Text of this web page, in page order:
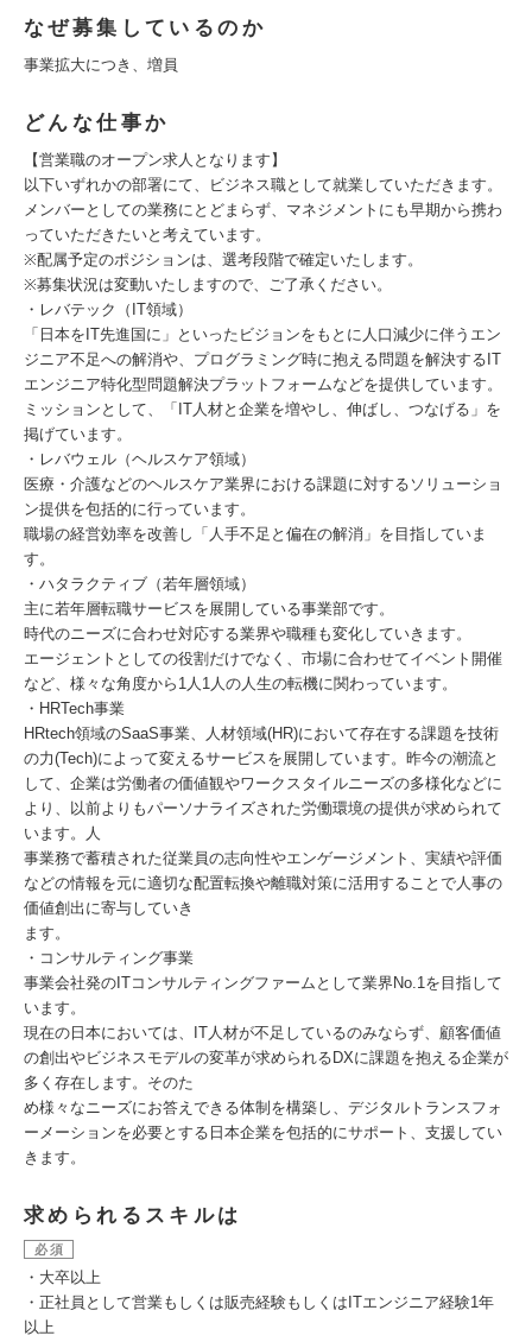
なぜ募集しているのか
事業拡大につき、増員
どんな仕事か
【営業職のオープン求人となります】
以下いずれかの部署にて、ビジネス職として就業していただきます。
メンバーとしての業務にとどまらず、マネジメントにも早期から携わ
っていただきたいと考えています。
※配属予定のポジションは、選考段階で確定いたします。
※募集状況は変動いたしますので、ご了承ください。
・レバテック（IT領域）
「日本をIT先進国に」といったビジョンをもとに人口減少に伴うエン
ジニア不足への解消や、プログラミング時に抱える問題を解決するIT
エンジニア特化型問題解決プラットフォームなどを提供しています。
ミッションとして、「IT人材と企業を増やし、伸ばし、つなげる」を
掲げています。
・レバウェル（ヘルスケア領域）
医療・介護などのヘルスケア業界における課題に対するソリューショ
ン提供を包括的に行っています。
職場の経営効率を改善し「人手不足と偏在の解消」を目指していま
す。
・ハタラクティブ（若年層領域）
主に若年層転職サービスを展開している事業部です。
時代のニーズに合わせ対応する業界や職種も変化していきます。
エージェントとしての役割だけでなく、市場に合わせてイベント開催
など、様々な角度から1人1人の人生の転機に関わっています。
・HRTech事業
HRtech領域のSaaS事業、人材領域(HR)において存在する課題を技術
の力(Tech)によって変えるサービスを展開しています。昨今の潮流と
して、企業は労働者の価値観やワークスタイルニーズの多様化などに
より、以前よりもパーソナライズされた労働環境の提供が求められて
います。人
事業務で蓄積された従業員の志向性やエンゲージメント、実績や評価
などの情報を元に適切な配置転換や離職対策に活用することで人事の
価値創出に寄与していき
ます。
・コンサルティング事業
事業会社発のITコンサルティングファームとして業界No.1を目指して
います。
現在の日本においては、IT人材が不足しているのみならず、顧客価値
の創出やビジネスモデルの変革が求められるDXに課題を抱える企業が
多く存在します。そのた
め様々なニーズにお答えできる体制を構築し、デジタルトランスフォ
ーメーションを必要とする日本企業を包括的にサポート、支援してい
きます。
求められるスキルは
必須
・大卒以上
・正社員として営業もしくは販売経験もしくはITエンジニア経験1年
以上